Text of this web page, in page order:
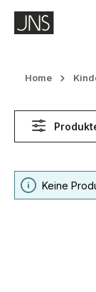
Zum Hauptinhalt
Home
Keine